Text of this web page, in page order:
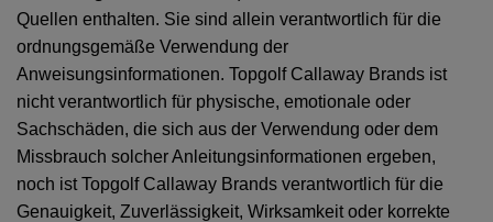
Quellen enthalten. Sie sind allein verantwortlich für die
ordnungsgemäße Verwendung der
Anweisungsinformationen. Topgolf Callaway Brands ist
nicht verantwortlich für physische, emotionale oder
Sachschäden, die sich aus der Verwendung oder dem
Missbrauch solcher Anleitungsinformationen ergeben,
noch ist Topgolf Callaway Brands verantwortlich für die
Genauigkeit, Zuverlässigkeit, Wirksamkeit oder korrekte